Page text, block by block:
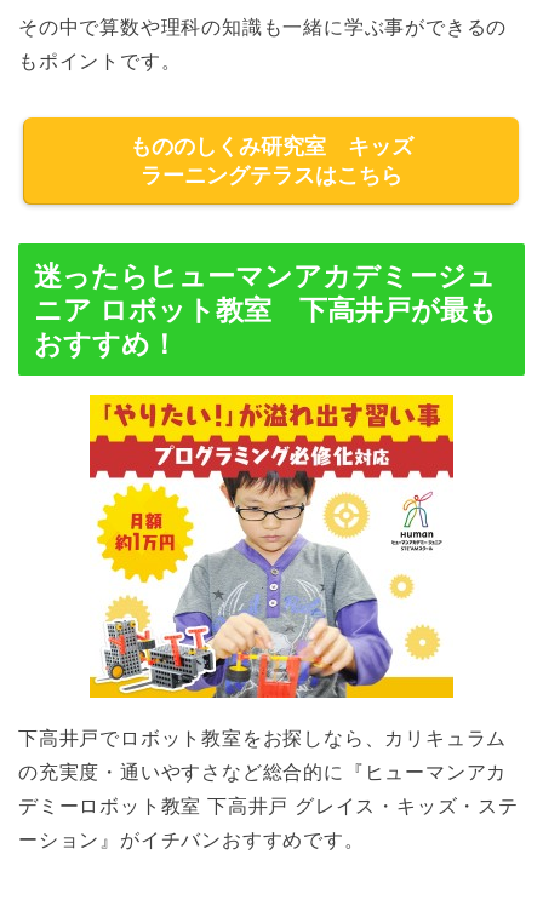
その中で算数や理科の知識も一緒に学ぶ事ができるの
もポイントです。
もののしくみ研究室 キッズ
ラーニングテラスはこちら
迷ったらヒューマンアカデミージュ
ニア ロボット教室 下高井戸が最も
おすすめ！
下高井戸でロボット教室をお探しなら、カリキュラム
の充実度・通いやすさなど総合的に『ヒューマンアカ
デミーロボット教室 下高井戸 グレイス・キッズ・ステ
ーション』がイチバンおすすめです。